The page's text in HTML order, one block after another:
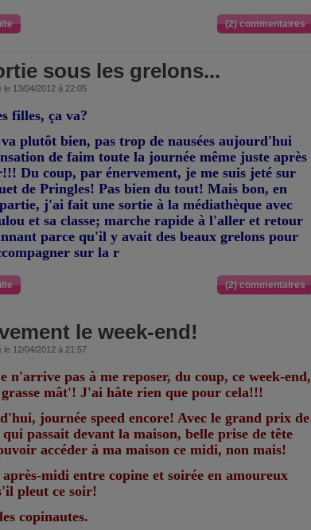
(2) commentaires
sous les grelons...
le 13/04/2012 à 22:05
filles, ça va?
plutôt bien, pas trop de nausées aujourd'hui
de faim toute la journée même juste après
Du coup, par énervement, je me suis jeté sur
de Pringles! Pas bien du tout! Mais bon, en
j'ai fait une sortie à la médiathèque avec
et sa classe; marche rapide à l'aller et retour
parce qu'il y avait des beaux grelons pour
sur la r
(2) commentaires
le week-end!
le 12/04/2012 à 21:57
n'arrive pas à me reposer, du coup, ce week-end,
grasse mât'! J'ai hâte rien que pour cela!!!
journée speed encore! Avec le grand prix de
passait devant la maison, belle prise de tête
accéder à ma maison ce midi, non mais!
midi entre copine et soirée en amoureux
pleut ce soir!
copinautes.